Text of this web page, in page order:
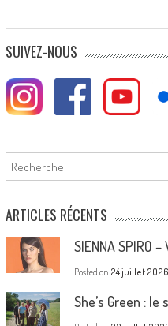
SUIVEZ-NOUS
Rechercher
ARTICLES RÉCENTS
SIENNA SPIRO
Posted on 24 juillet 2026
She’s Green :